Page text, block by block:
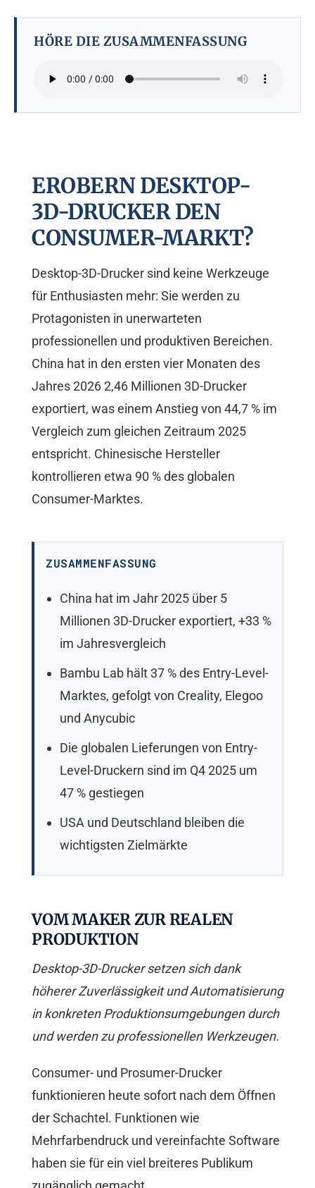
HÖRE DIE ZUSAMMENFASSUNG
EROBERN DESKTOP-
3D-DRUCKER DEN
CONSUMER-MARKT?
Desktop-3D-Drucker sind keine Werkzeuge
für Enthusiasten mehr: Sie werden zu
Protagonisten in unerwarteten
professionellen und produktiven Bereichen.
China hat in den ersten vier Monaten des
Jahres 2026 2,46 Millionen 3D-Drucker
exportiert, was einem Anstieg von 44,7 % im
Vergleich zum gleichen Zeitraum 2025
entspricht. Chinesische Hersteller
kontrollieren etwa 90 % des globalen
Consumer-Marktes.
ZUSAMMENFASSUNG
China hat im Jahr 2025 über 5
Millionen 3D-Drucker exportiert, +33 %
im Jahresvergleich
Bambu Lab hält 37 % des Entry-Level-
Marktes, gefolgt von Creality, Elegoo
und Anycubic
Die globalen Lieferungen von Entry-
Level-Druckern sind im Q4 2025 um
47 % gestiegen
USA und Deutschland bleiben die
wichtigsten Zielmärkte
VOM MAKER ZUR REALEN
PRODUKTION
Desktop-3D-Drucker setzen sich dank
höherer Zuverlässigkeit und Automatisierung
in konkreten Produktionsumgebungen durch
und werden zu professionellen Werkzeugen.
Consumer- und Prosumer-Drucker
funktionieren heute sofort nach dem Öffnen
der Schachtel. Funktionen wie
Mehrfarbendruck und vereinfachte Software
haben sie für ein viel breiteres Publikum